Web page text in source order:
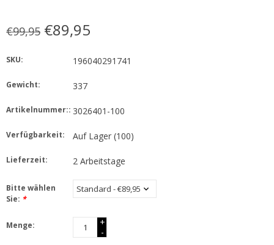
€99,95 €89,95
SKU: 196040291741
Gewicht: 337
Artikelnummer:: 3026401-100
Verfügbarkeit: Auf Lager(100)
Lieferzeit: 2 Arbeitstage
Bitte wählen
Sie: *
Menge:
+
-